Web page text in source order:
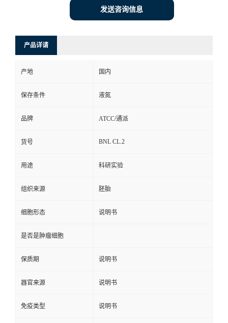
发送咨询信息
产品详请
产地 国内
保存条件 液氮
品牌 ATCC/通派
货号 BNL CL.2
用途 科研实验
组织来源 胚胎
细胞形态 说明书
是否是肿瘤细胞
保质期 说明书
器官来源 说明书
免疫类型 说明书